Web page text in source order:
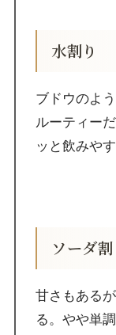
水割り
ブドウのよ
ルーティー
ッと飲みやす
ソーダ割
甘さもある
る。やや単